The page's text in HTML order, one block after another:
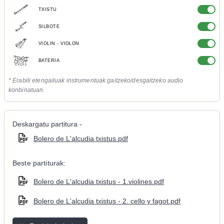
TXISTU
SILBOTE
VIOLIN - VIOLON
BATERIA
* Erabili etengailuak instrumentuak gaitzeko/desgaitzeko audio
konbinatuan.
Deskargatu partitura -
Bolero de L'alcudia txistus.pdf
Beste partiturak:
Bolero de L'alcudia txistus - 1.violines.pdf
Bolero de L'alcudia txistus - 2. cello y fagot.pdf